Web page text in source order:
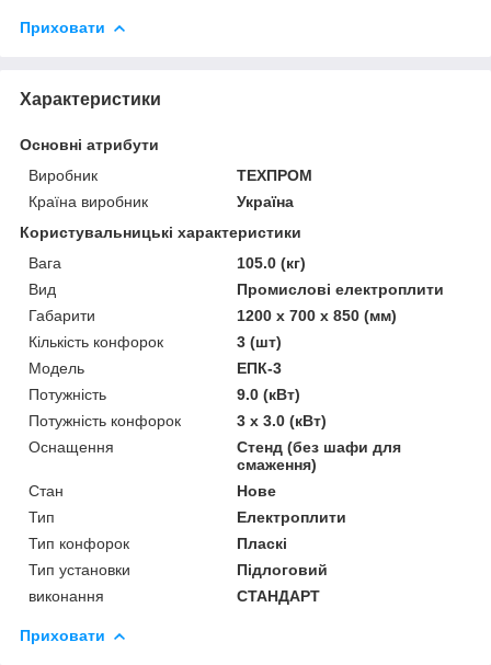
Приховати
Характеристики
Основні атрибути
Виробник
ТЕХПРОМ
Країна виробник
Україна
Користувальницькі характеристики
Вага
105.0 (кг)
Вид
Промислові електроплити
Габарити
1200 x 700 x 850 (мм)
Кількість конфорок
3 (шт)
Модель
ЕПК-3
Потужність
9.0 (кВт)
Потужність конфорок
3 х 3.0 (кВт)
Оснащення
Стенд (без шафи для
смаження)
Стан
Нове
Тип
Електроплити
Тип конфорок
Пласкі
Тип установки
Підлоговий
виконання
СТАНДАРТ
Приховати